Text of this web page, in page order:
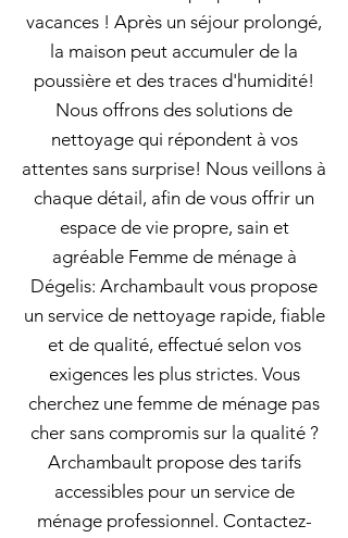
vacances ! Après un séjour prolongé,
la maison peut accumuler de la
poussière et des traces d'humidité!
Nous offrons des solutions de
nettoyage qui répondent à vos
attentes sans surprise! Nous veillons à
chaque détail, afin de vous offrir un
espace de vie propre, sain et
agréable Femme de ménage à
Dégelis: Archambault vous propose
un service de nettoyage rapide, fiable
et de qualité, effectué selon vos
exigences les plus strictes. Vous
cherchez une femme de ménage pas
cher sans compromis sur la qualité ?
Archambault propose des tarifs
accessibles pour un service de
ménage professionnel. Contactez-